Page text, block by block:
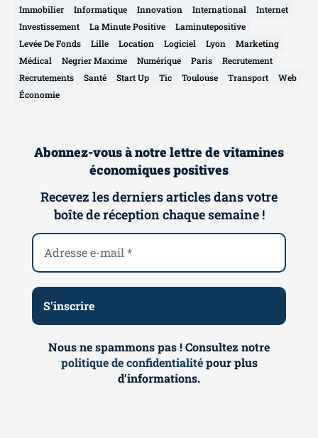
Immobilier
Informatique Innovation International
Internet
Investissement
La Minute Positive
Laminutepositive
Levée De Fonds
Lille Location Logiciel Lyon
Marketing
Médical
Negrier Maxime Numérique Paris
Recrutement
Recrutements
Santé Start Up Tic Toulouse Transport
Web
Économie
Abonnez-vous à notre lettre de vitamines
économiques positives
Recevez les derniers articles dans votre
boîte de réception chaque semaine !
Nous ne spammons pas ! Consultez notre
politique de confidentialitépour plus
d’informations.